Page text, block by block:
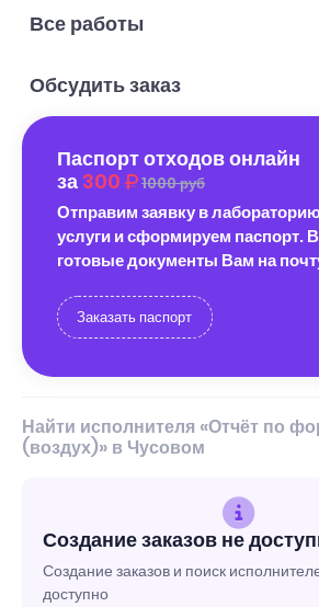
Все работы
Обсудить заказ
Паспорт отходов онлайн
за 300 1000 руб
Отправим заявку в
услуги и сформируем
готовые документы Вам на
Заказать паспорт
Найти исполнителя «Отчёт по
(воздух)» в Чусовом
Создание заказов не
Создание заказов и поиск
доступно